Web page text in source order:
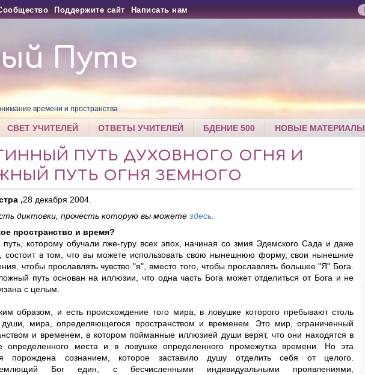
Поддержите сайт Написать нам
Путь
времени и пространства
СВЕТ УЧИТЕЛЕЙ ОТВЕТЫ УЧИТЕЛЕЙ БДЕНИЕ 500 НОВЫЕ МАТЕРИАЛЫ
ПУТЬ ДУХОВНОГО ОГНЯ И
ПУТЬ ОГНЯ ЗЕМНОГО
,28 декабря 2004.
диктовки, прочесть которую вы можете здесь.
пространство и время?
которому обучали лже-гуру всех эпох, начиная со змия Эдемского Сада и даже
состоит в том, что вы можете использовать свою нынешнюю форму, свои нынешние
чтобы прославлять чувство "я", вместо того, чтобы прославлять большее "Я" Бога.
путь основан на иллюзии, что одна часть Бога может отделиться от Бога и не
с целым.
образом, и есть происхождение того мира, в ловушке которого пребывают столь
души, мира, определяющегося пространством и временем. Это мир, ограниченный
и временем, в котором пойманные иллюзией души верят, что они находятся в
определенного места и в ловушке определенного промежутка времени. Но эта
порождена сознанием, которое заставило душу отделить себя от целого.
Бог един, с бесчисленными индивидуальными проявлениями,